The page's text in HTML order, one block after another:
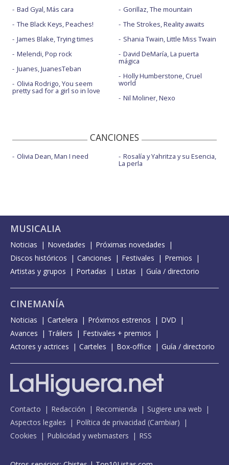
Bad Gyal, Más cara
The Black Keys, Peaches!
James Blake, Trying times
Melendi, Pop rock
Juanes, JuanesTeban
Olivia Rodrigo, You seem
pretty sad for a girl so in love
Gorillaz, The mountain
The Strokes, Reality awaits
Shania Twain, Little Miss Twain
David DeMaría, La puerta
mágica
Holly Humberstone, Cruel
world
Nil Moliner, Nexo
CANCIONES
Olivia Dean, Man I need Rosalía y Yahritza y su Esencia,
La perla
MUSICALIA
Noticias Novedades
Próximas novedades
Discos históricos
Canciones Festivales
Premios
Artistas y grupos
Portadas Listas Guía / directorio
CINEMANÍA
Noticias Cartelera Próximos estrenos
DVD
Avances
Tráilers
Festivales + premios
Actores y actrices
Carteles Box-office Guía / directorio
Contacto Redacción Recomienda
Sugiere una web
Aspectos legales
Política de privacidad (Cambiar)
Cookies
Publicidad y webmasters RSS